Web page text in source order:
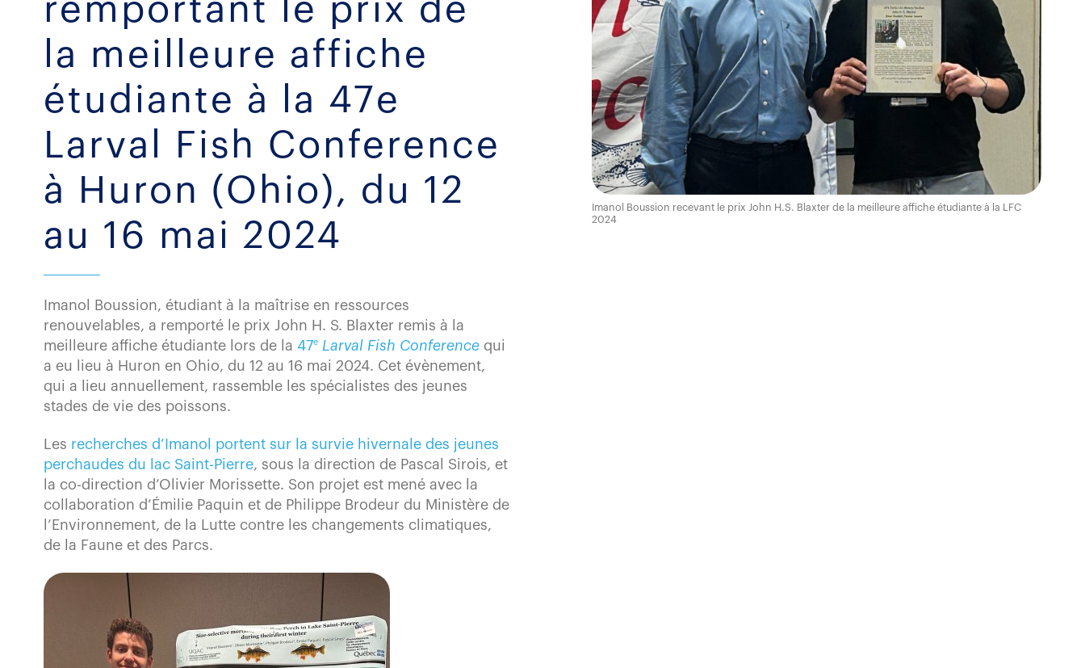
remportant le prix de
la meilleure affiche
étudiante à la 47e
Larval Fish Conference
à Huron (Ohio), du 12
au 16 mai 2024
Imanol Boussion, étudiant à la maîtrise en ressources
renouvelables, a remporté le prix John H. S. Blaxter remis à la
meilleure affiche étudiante lors de la 47e Larval Fish Conferencequi
a eu lieu à Huron en Ohio, du 12 au 16 mai 2024. Cet évènement,
qui a lieu annuellement, rassemble les spécialistes des jeunes
stades de vie des poissons.
Les recherches d’Imanol portent sur la survie hivernale des jeunes
perchaudes du lac Saint-Pierre, sous la direction de Pascal Sirois, et
la co-direction d’Olivier Morissette. Son projet est mené avec la
collaboration d’Émilie Paquin et de Philippe Brodeur du Ministère de
l’Environnement, de la Lutte contre les changements climatiques,
de la Faune et des Parcs.
Imanol Boussion recevant le prix John H.S. Blaxter de la meilleure affiche étudiante à la LFC
2024